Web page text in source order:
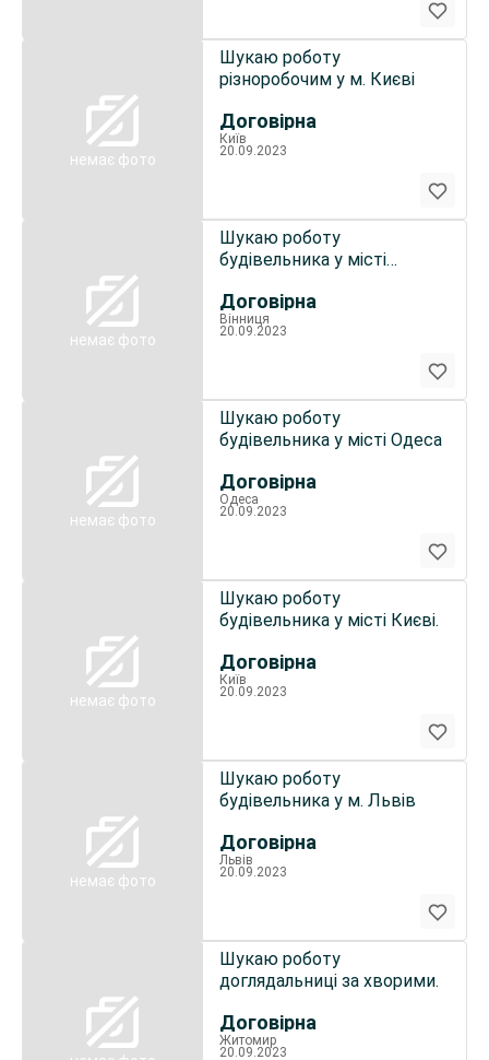
немає фото
Договірна
Шукаю роботу
різноробочим у м. Києві
Київ
20.09.2023
немає фото
Договірна
Шукаю роботу
будівельника у місті
Вінниця
20.09.2023
немає фото
Договірна
Шукаю роботу
будівельника у місті Одеса
Одеса
20.09.2023
немає фото
Договірна
Шукаю роботу
будівельника у місті Києві.
Київ
20.09.2023
немає фото
Договірна
Шукаю роботу
будівельника у м. Львів
Львів
20.09.2023
Договірна
Шукаю роботу
доглядальниці за хворими.
Житомир
20.09.2023